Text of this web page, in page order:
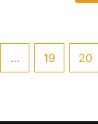
… 19 20